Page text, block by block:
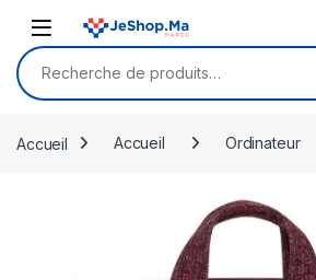
Recherche pour :
Accueil Accueil Ordinateur